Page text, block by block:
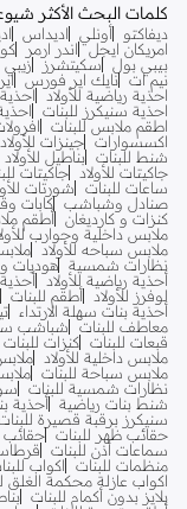
كلمات البحث الأكثر
ديفاكتو أونلي اديداس
امريكان ايجل
اندر ارمر
بيبي بول
سكيتشرز زيبي
نيم ات نايك اير فورس
احذية رياضية للأولاد
احذية سنيكرز للبنات
اطقم ملابس للبنات
اكسسوارات جينزات للأولاد
شنط للبنات بناطيل للأولاد
جاكيتات للأولاد
جاكيتات
ساعات للبنات
شورتات
صنادل وشباشب كابات
كنزات و كارديغان أطقم
ملابس داخلية وجوارب
ملابس سباحه للأولاد
نظارات شمسية هوديات
أحذية رياضية للأولاد
لوفرز للأولاد
أطقم للبنات
أحذية بنات سهلة الارتداء
معاطف للبنات
شباشب
قبعات للبنات كنزات للبنات
ملابس داخلية للأولاد
ملابس سباحة للبنات
نظارات شمسية للبنات
شنط بنات رياضية أحذية
سنيكرز برقبة قصيرة
حقائب ظهر للبنات حقائب
سماعات أذن للبنات
منظمات للبنات
اكواب
اكواب عازلة محكمة الغلق
بلايز بدون أكمام للبنات